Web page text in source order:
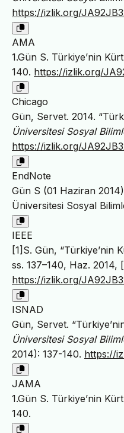
https://izlik.org/
AMA
1.Gün S. Türkiye’nin
140. https://izlik.org/
Chicago
Gün, Servet. 2014.
Üniversitesi Sosyal
https://izlik.org/
EndNote
Gün S (01 Haziran
Üniversitesi Sosyal
IEEE
[1]S. Gün, “Türkiye’nin
ss. 137–140, Haz. 2014,
https://izlik.org/
ISNAD
Gün, Servet.
Üniversitesi Sosyal
2014): 137-140. https://
JAMA
1.Gün S. Türkiye’nin
140.